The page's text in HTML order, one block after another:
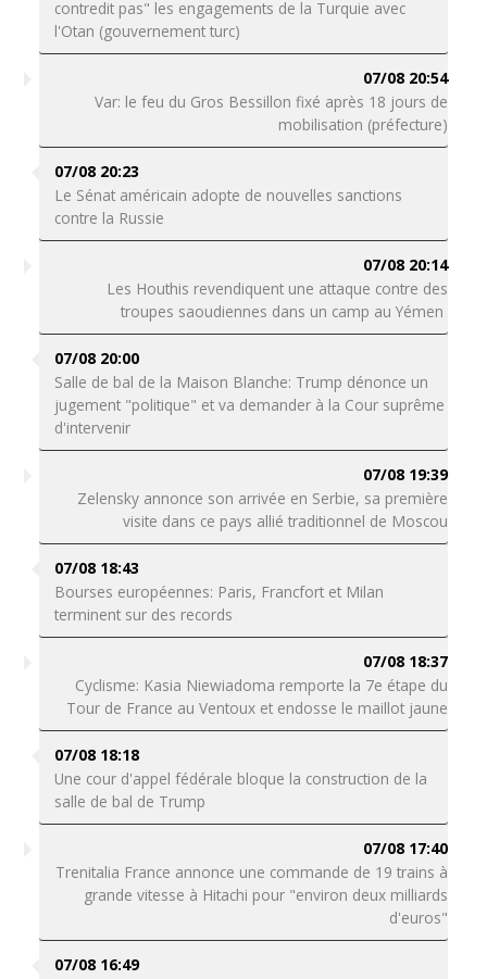
contredit pas" les engagements de la Turquie avec
l'Otan (gouvernement turc)
07/08 20:54
Var: le feu du Gros Bessillon fixé après 18 jours de
mobilisation (préfecture)
07/08 20:23
Le Sénat américain adopte de nouvelles sanctions
contre la Russie
07/08 20:14
Les Houthis revendiquent une attaque contre des
troupes saoudiennes dans un camp au Yémen
07/08 20:00
Salle de bal de la Maison Blanche: Trump dénonce un
jugement "politique" et va demander à la Cour suprême
d'intervenir
07/08 19:39
Zelensky annonce son arrivée en Serbie, sa première
visite dans ce pays allié traditionnel de Moscou
07/08 18:43
Bourses européennes: Paris, Francfort et Milan
terminent sur des records
07/08 18:37
Cyclisme: Kasia Niewiadoma remporte la 7e étape du
Tour de France au Ventoux et endosse le maillot jaune
07/08 18:18
Une cour d'appel fédérale bloque la construction de la
salle de bal de Trump
07/08 17:40
Trenitalia France annonce une commande de 19 trains à
grande vitesse à Hitachi pour "environ deux milliards
d'euros"
07/08 16:49